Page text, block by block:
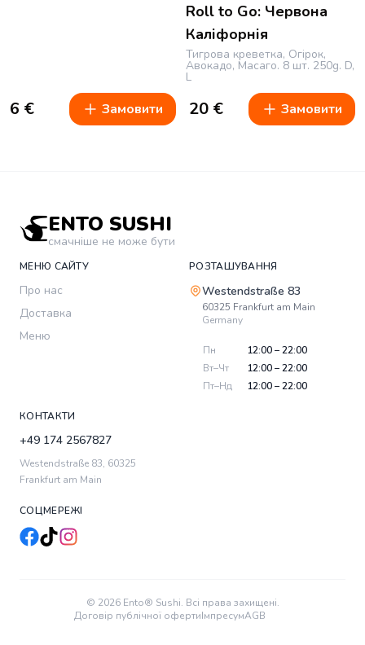
6 € Замовити
Roll to Go: Червона
Каліфорнія
Тигрова креветка, Огірок,
Авокадо, Масаго. 8 шт. 250g. D,
L
20 € Замовити
ENTO SUSHI
смачніше не може бути
МЕНЮ САЙТУ
Про нас
Доставка
Меню
РОЗТАШУВАННЯ
Westendstraße 83
60325 Frankfurt am Main
Germany
Пн
12:00 – 22:00
Вт–Чт
12:00 – 22:00
Пт–Нд
12:00 – 22:00
КОНТАКТИ
+49 174 2567827
Westendstraße 83, 60325
Frankfurt am Main
СОЦМЕРЕЖІ
© 2026 Ento® Sushi. Всі права захищені.
Договір публічної офертиІмпресумAGB